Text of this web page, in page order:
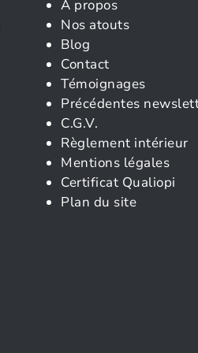
À propos
Nos atouts
Blog
Contact
Témoignages
Précédentes
C.G.V.
Règlement intérieur
Mentions légales
Certificat Qualiopi
Plan du site